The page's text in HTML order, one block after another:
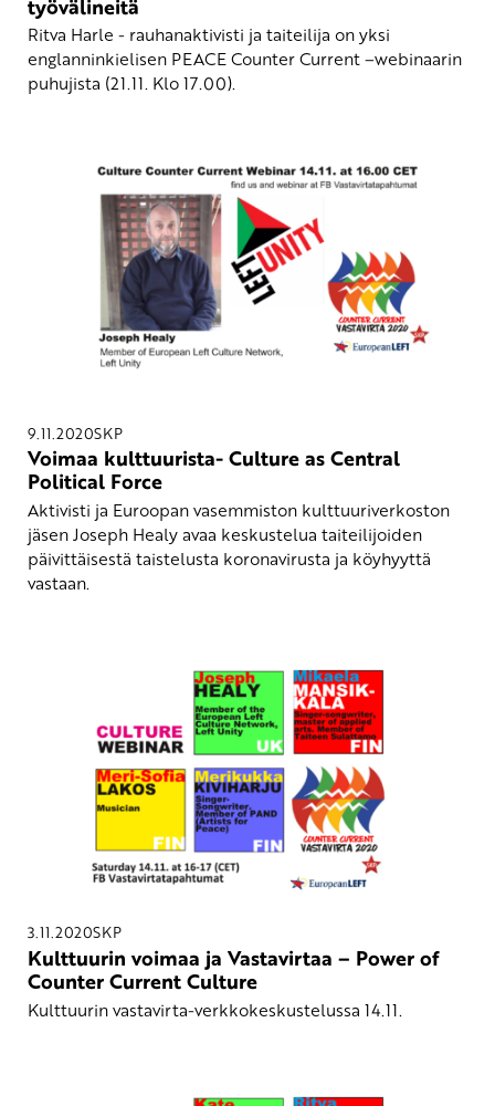
työvälineitä
Ritva Harle - rauhanaktivisti ja taiteilija on yksi
englanninkielisen PEACE Counter Current –webinaarin
puhujista (21.11. Klo 17.00).
9.11.2020SKP
Voimaa kulttuurista- Culture as Central
Political Force
Aktivisti ja Euroopan vasemmiston kulttuuriverkoston
jäsen Joseph Healy avaa keskustelua taiteilijoiden
päivittäisestä taistelusta koronavirusta ja köyhyyttä
vastaan.
3.11.2020SKP
Kulttuurin voimaa ja Vastavirtaa – Power of
Counter Current Culture
Kulttuurin vastavirta-verkkokeskustelussa 14.11.